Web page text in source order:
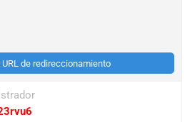
URL de redireccionamiento